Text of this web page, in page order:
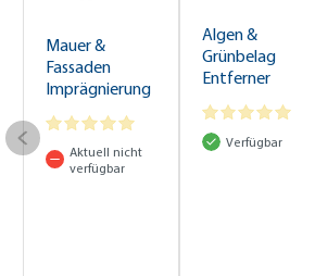
Mauer &
Fassaden
Imprägnierung
Aktuell nicht
verfügbar
Algen &
Grünbelag
Entferner
1,0 l
Verfügbar